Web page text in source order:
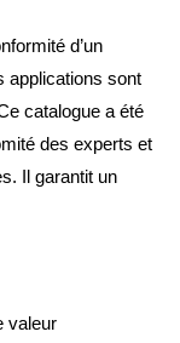
d’un
applications sont
catalogue a été
des experts et
Il garantit un
valeur